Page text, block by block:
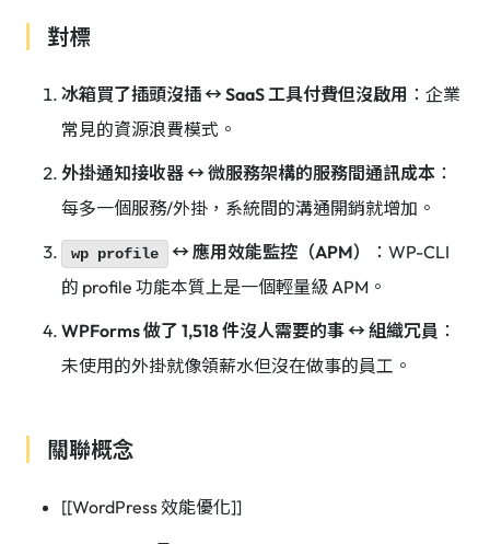
對標
冰箱買了插頭沒插 ↔ SaaS 工具付費但沒啟用 ：企業
常見的資源浪費模式。
外掛通知接收器 ↔ 微服務架構的服務間通訊成本 ：
每多一個服務/外掛，系統間的溝通開銷就增加。
wp profile ↔ 應用效能監控（APM）
：WP-CLI
的 profile 功能本質上是一個輕量級 APM。
WPForms 做了 1,518 件沒人需要的事 ↔ 組織冗員 ：
未使用的外掛就像領薪水但沒在做事的員工。
關聯概念
[[WordPress 效能優化]]